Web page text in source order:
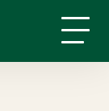
Karlsruhe